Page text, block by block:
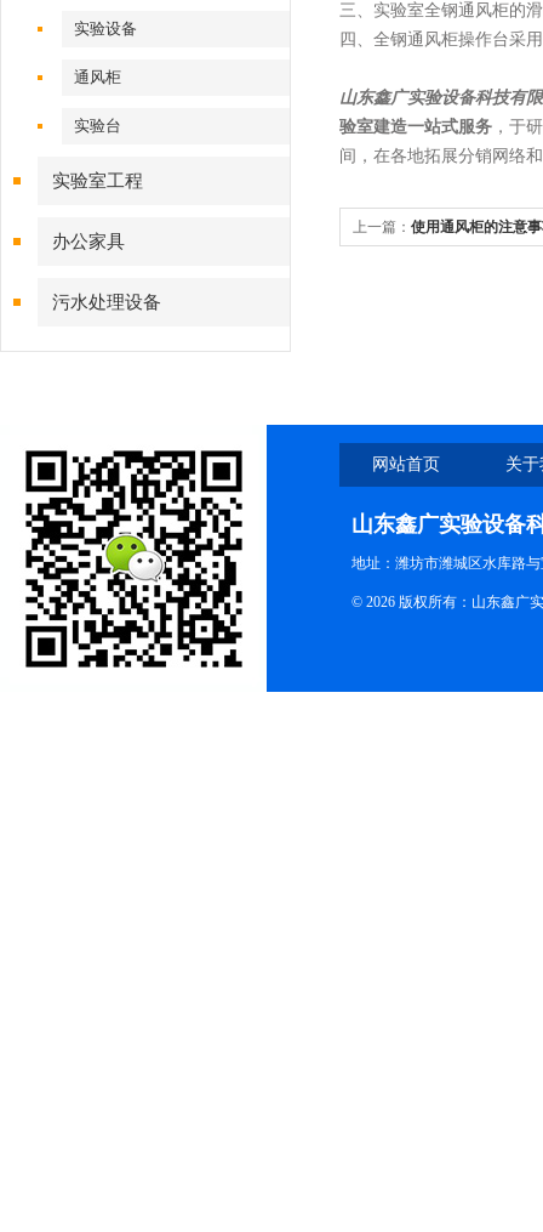
实验设备
通风柜
实验台
实验室工程
办公家具
污水处理设备
三、实验室全钢通风柜的
四、全钢通风柜操作台采
山东鑫广实验设备科技有
验室建造一站式服务 ，于
间，在各地拓展分销网络
上一篇： 使用通风柜的注意
网站首页 关
山东鑫广实验设备
地址：潍坊市潍城区水库路
© 2026 版权所有：山东鑫广